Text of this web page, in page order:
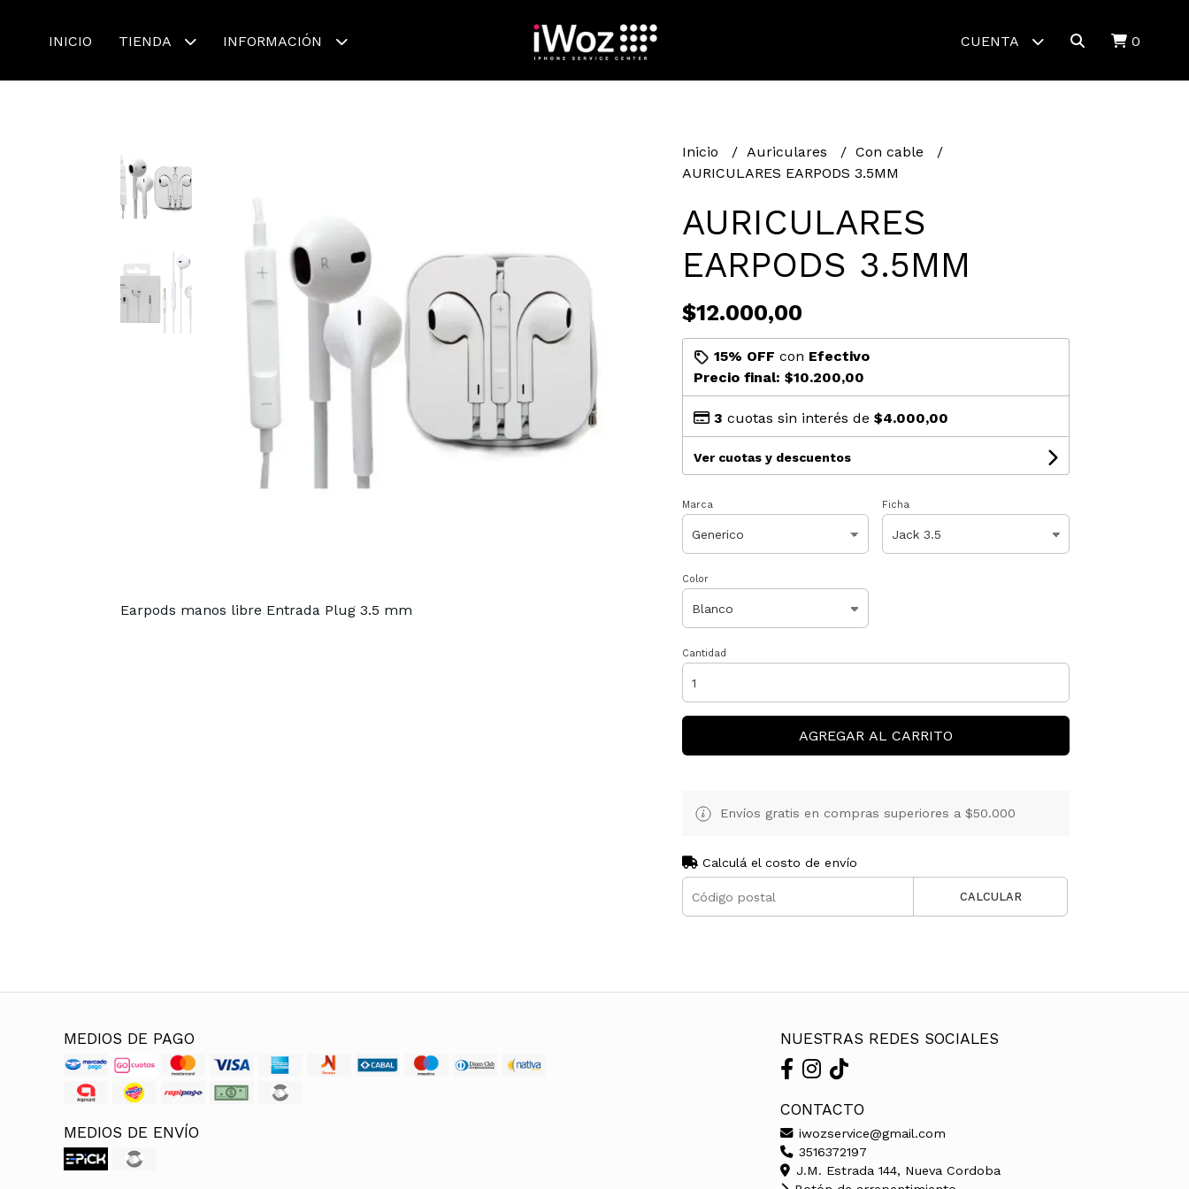
INICIO TIENDA INFORMACIÓN CUENTA 0
Earpods manos libre Entrada Plug 3.5 mm
Inicio Auriculares
Con cable
AURICULARES EARPODS 3.5MM
AURICULARES
EARPODS 3.5MM
$12.000,00
15% OFF con Efectivo
Precio final: $10.200,00
3 cuotas sin interés de $4.000,00
Ver cuotas y descuentos
Marca Ficha
Color
Cantidad
AGREGAR AL CARRITO
Envíos gratis en compras superiores a $50.000
Calculá el costo de envío
CALCULAR
MEDIOS DE PAGO
MEDIOS DE ENVÍO
NUESTRAS REDES SOCIALES
CONTACTO
iwozservice@gmail.com
3516372197
J.M. Estrada 144, Nueva Cordoba